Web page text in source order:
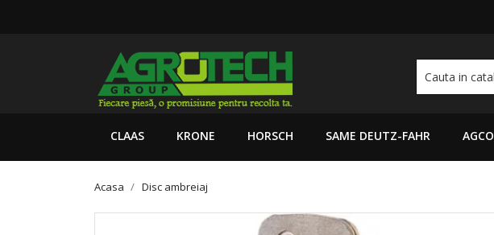
CLAAS KRONE HORSCH SAME DEUTZ-FAHR AGCO
Acasa Disc ambreiaj